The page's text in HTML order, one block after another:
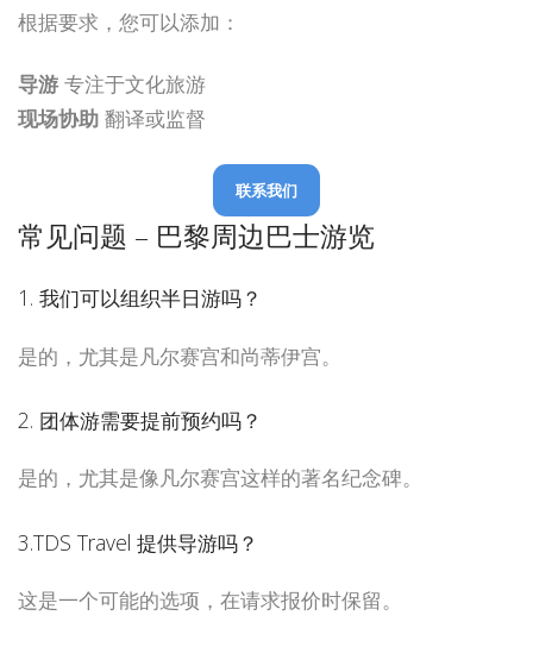
根据要求，您可以添加：
导游 专注于文化旅游
现场协助 翻译或监督
联系我们
常见问题 – 巴黎周边巴士游览
1. 我们可以组织半日游吗？
是的，尤其是凡尔赛宫和尚蒂伊宫。
2. 团体游需要提前预约吗？
是的，尤其是像凡尔赛宫这样的著名纪念碑。
3.TDS Travel 提供导游吗？
这是一个可能的选项，在请求报价时保留。